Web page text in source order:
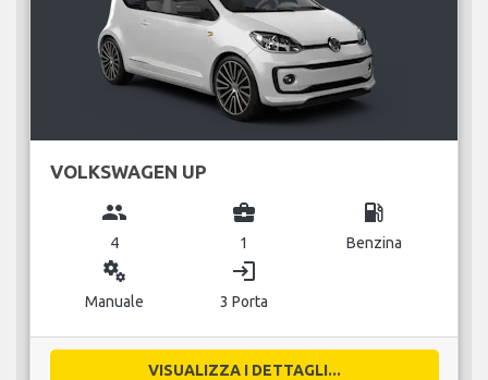
VOLKSWAGEN UP
group
4
business_center
1
local_gas_station
Benzina
miscellaneous_services
Manuale
login
3 Porta
VISUALIZZA I DETTAGLI...